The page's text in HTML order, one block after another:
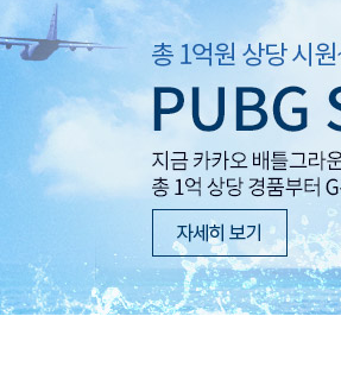
오딘: 발할라 라이징
아키에이지 워
아레스 : 라이즈 오브 가디언즈
공지사항
GM소식
이벤트
업데이트
대회소식